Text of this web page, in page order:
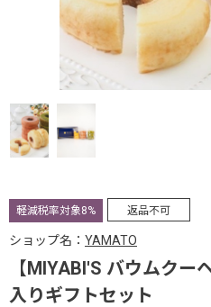
軽減税率対象8% 返品不可
ショップ名： YAMATO
【MIYABI'S バウムク
入りギフトセット